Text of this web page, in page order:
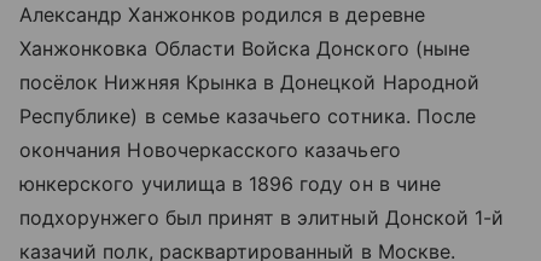
Александр Ханжонков родился в деревне
Ханжонковка Области Войска Донского (ныне
посёлок Нижняя Крынка в Донецкой Народной
Республике) в семье казачьего сотника. После
окончания Новочеркасского казачьего
юнкерского училища в 1896 году он в чине
подхорунжего был принят в элитный Донской 1-й
казачий полк, расквартированный в Москве.